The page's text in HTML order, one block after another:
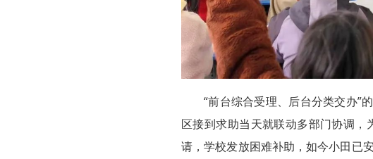
“前台综合受理、后台分类交办”
区接到求助当天就联动多部门协调
请，学校发放困难补助，如今小田已